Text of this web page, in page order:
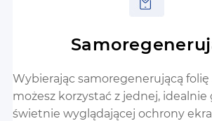
Wybierając samoregenerującą folię
możesz korzystać z jednej, idealnie
świetnie wyglądającej ochrony